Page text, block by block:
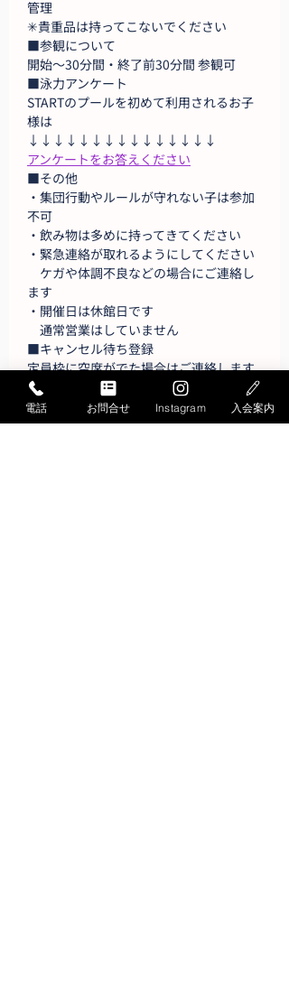
管理
✳︎貴重品は持ってこないでください
■参観について
開始～30分間・終了前30分間 参観可
■泳力アンケート
STARTのプールを初めて利用されるお子
様は
↓↓↓↓↓↓↓↓↓↓↓↓↓↓↓
アンケートをお答えください
■その他
・集団行動やルールが守れない子は参加
不可
・飲み物は多めに持ってきてください
・緊急連絡が取れるようにしてください
ケガや体調不良などの場合にご連絡し
ます
・開催日は休館日です
通常営業はしていません
■キャンセル待ち登録
定員枠に空席がでた場合はご連絡します
ご希望の方は、ご登録ください
登録する
電話 お問合せ Instagram 入会案内